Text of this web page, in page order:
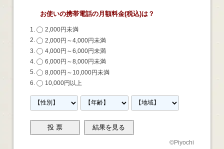
お使いの携帯電話の月額料金(税込)は？
2,000円未満
2,000円～4,000円未満
4,000円～6,000円未満
6,000円～8,000円未満
8,000円～10,000円未満
10,000円以上
©Piyochi